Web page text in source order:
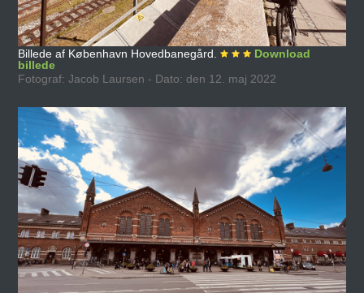
Billede af København Hovedbanegård.
Download
billede
Fotograf: Jacob Laursen - Dato: den 12. maj 2022